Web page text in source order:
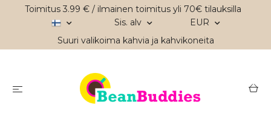
Toimitus 3.99 € / ilmainen toimitus yli 70€ tilauksilla
Sis. alv
EUR
Suuri valikoima kahvia ja kahvikoneita